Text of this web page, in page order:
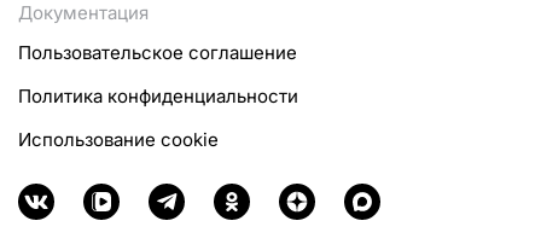
Документация
Пользовательское соглашение
Политика конфиденциальности
Использование cookie